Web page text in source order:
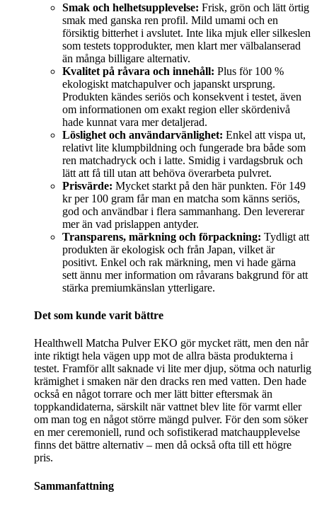
Smak och helhetsupplevelse: Frisk, grön och lätt örtig
smak med ganska ren profil. Mild umami och en
försiktig bitterhet i avslutet. Inte lika mjuk eller silkeslen
som testets topprodukter, men klart mer välbalanserad
än många billigare alternativ.
Kvalitet på råvara och innehåll: Plus för 100 %
ekologiskt matchapulver och japanskt ursprung.
Produkten kändes seriös och konsekvent i testet, även
om informationen om exakt region eller skördenivå
hade kunnat vara mer detaljerad.
Löslighet och användarvänlighet: Enkel att vispa ut,
relativt lite klumpbildning och fungerade bra både som
ren matchadryck och i latte. Smidig i vardagsbruk och
lätt att få till utan att behöva överarbeta pulvret.
Prisvärde: Mycket starkt på den här punkten. För 149
kr per 100 gram får man en matcha som känns seriös,
god och användbar i flera sammanhang. Den levererar
mer än vad prislappen antyder.
Transparens, märkning och förpackning: Tydligt att
produkten är ekologisk och från Japan, vilket är
positivt. Enkel och rak märkning, men vi hade gärna
sett ännu mer information om råvarans bakgrund för att
stärka premiumkänslan ytterligare.
Det som kunde varit bättre
Healthwell Matcha Pulver EKO gör mycket rätt, men den når
inte riktigt hela vägen upp mot de allra bästa produkterna i
testet. Framför allt saknade vi lite mer djup, sötma och naturlig
krämighet i smaken när den dracks ren med vatten. Den hade
också en något torrare och mer lätt bitter eftersmak än
toppkandidaterna, särskilt när vattnet blev lite för varmt eller
om man tog en något större mängd pulver. För den som söker
en mer ceremoniell, rund och sofistikerad matchaupplevelse
finns det bättre alternativ – men då också ofta till ett högre
pris.
Sammanfattning